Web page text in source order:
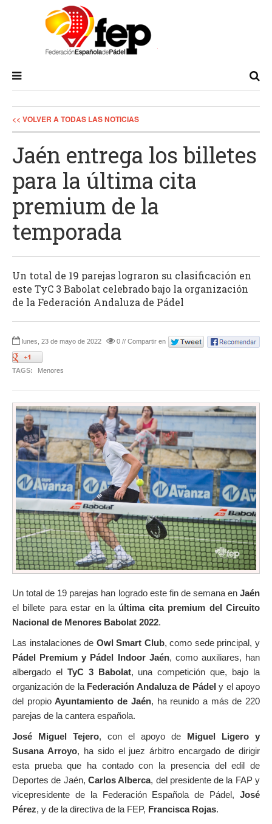
<< VOLVER A TODAS LAS NOTICIAS
Jaén entrega los billetes
para la última cita
premium de la
temporada
Un total de 19 parejas lograron su clasificación en
este TyC 3 Babolat celebrado bajo la organización
de la Federación Andaluza de Pádel
lunes, 23 de mayo de 2022 0 // Compartir en
TAGS: Menores
Un total de 19 parejas han logrado este fin de semana en Jaén
el billete para estar en la última cita premium del Circuito
Nacional de Menores Babolat 2022.
Las instalaciones de Owl Smart Club, como sede principal, y
Pádel Premium y Pádel Indoor Jaén, como auxiliares, han
albergado el TyC 3 Babolat, una competición que, bajo la
organización de la Federación Andaluza de Pádely el apoyo
del propioAyuntamiento de Jaén, ha reunido a más de 220
parejas de la cantera española.
José Miguel Tejero, con el apoyo de Miguel Ligero y
Susana Arroyo, ha sido el juez árbitro encargado de dirigir
esta prueba que ha contado con la presencia del edil de
Deportes de Jaén, Carlos Alberca, del presidente de la FAP y
vicepresidente de la Federación Española de Pádel, José
Pérez, y de la directiva de la FEP, Francisca Rojas.